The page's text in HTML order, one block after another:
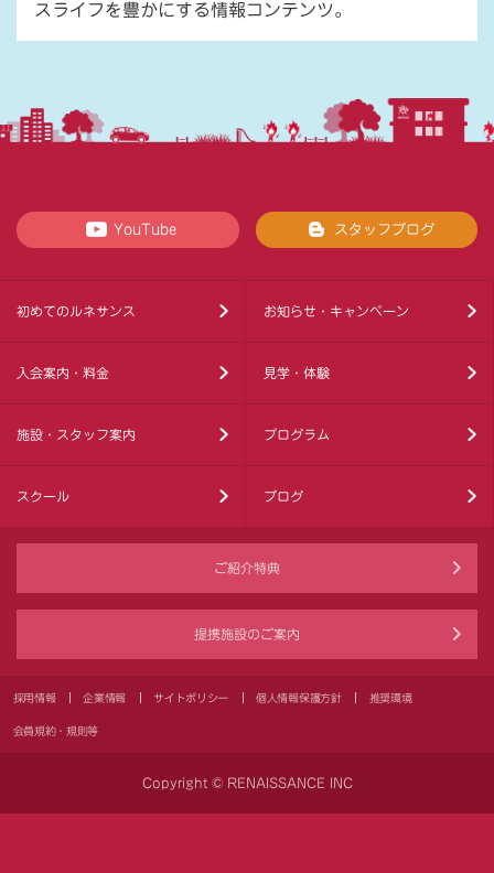
スライフを豊かにする情報コンテンツ。
YouTube スタッフブログ
初めてのルネサンス お知らせ・キャンペーン
入会案内・料金 見学・体験
施設・スタッフ案内 プログラム
スクール ブログ
ご紹介特典
提携施設のご案内
採用情報 企業情報 サイトポリシー 個人情報保護方針 推奨環境
会員規約・規則等
Copyright © RENAISSANCE INC